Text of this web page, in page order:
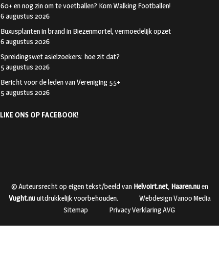
60+ en nog zin om te voetballen? Kom Walking Footballen!
6 augustus 2026
Buxusplanten in brand in Biezenmortel, vermoedelijk opzet
6 augustus 2026
Spreidingswet asielzoekers: hoe zit dat?
5 augustus 2026
Bericht voor de leden van Vereniging 55+
5 augustus 2026
LIKE ONS OP FACEBOOK!
© Auteursrecht op eigen tekst/beeld van Helvoirt.net, Haaren.nuen
Vught.nuuitdrukkelijk voorbehouden.
Webdesign Vanoo Media
Sitemap
Privacy Verklaring AVG